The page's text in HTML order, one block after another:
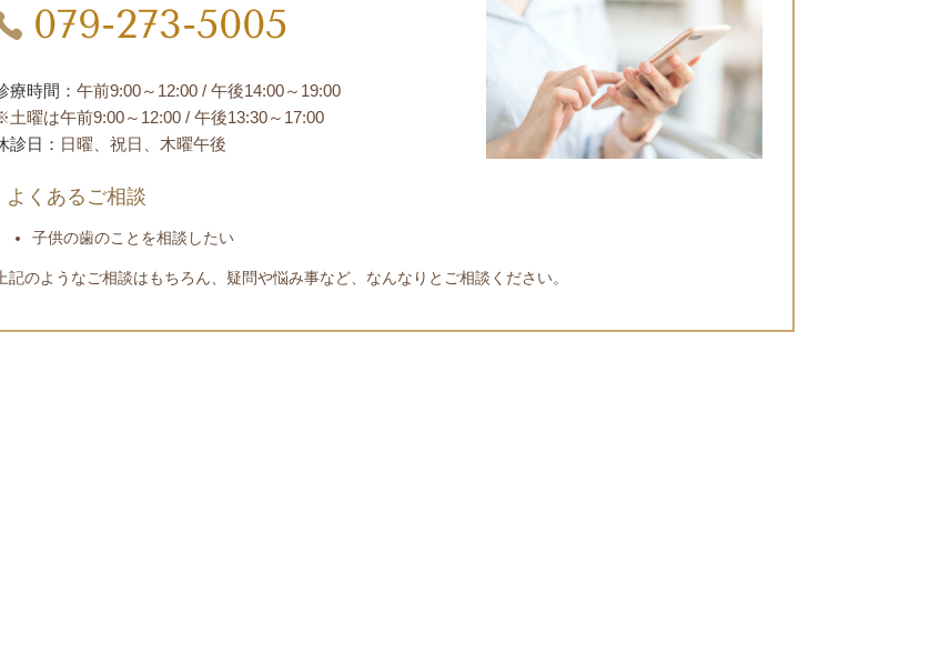
079-273-5005
療時間：午前9:00～12:00 / 午後14:00～19:00
土曜は午前9:00～12:00 / 午後13:30～17:00
診日： 日曜、祝日、木曜午後
よくあるご相談
子供の歯のことを相談したい
上記のようなご相談はもちろん、疑問や悩み事など、なんなりとご相談ください。